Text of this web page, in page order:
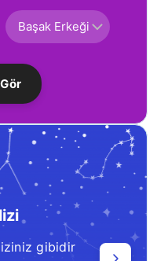
iziniz gibidir